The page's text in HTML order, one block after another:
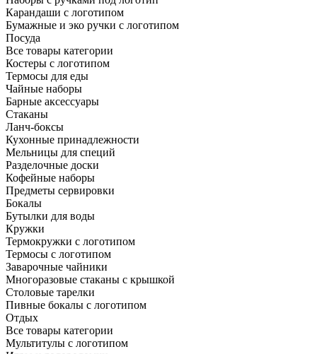
Карандаши с логотипом
Бумажные и эко ручки с логотипом
Посуда
Все товары категории
Костеры с логотипом
Термосы для еды
Чайные наборы
Барные аксессуары
Стаканы
Ланч-боксы
Кухонные принадлежности
Мельницы для специй
Разделочные доски
Кофейные наборы
Предметы сервировки
Бокалы
Бутылки для воды
Кружки
Термокружки с логотипом
Термосы с логотипом
Заварочные чайники
Многоразовые стаканы с крышкой
Столовые тарелки
Пивные бокалы с логотипом
Отдых
Все товары категории
Мультитулы с логотипом